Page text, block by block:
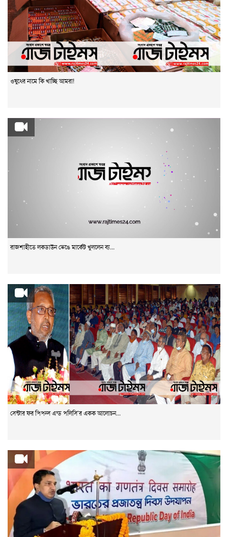
ওষুধের নামে কি খাচ্ছি আমরা!
রাজশাহীতে লকডাউন ভেঙে মার্কেট খুললেন ব্য...
সেন্টার ফর পিপল্স এন্ড পলিসি’র একক আলোচন...